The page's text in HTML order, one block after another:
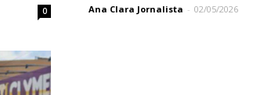
0 Ana Clara Jornalista - 02/05/2026